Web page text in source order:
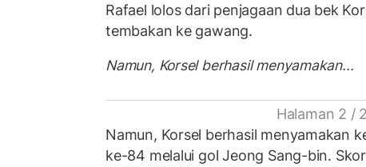
Rafael lolos dari penjagaan dua bek
tembakan ke gawang.
Namun, Korsel berhasil menyamakan...
Halaman 2 / 2
Namun, Korsel berhasil menyamakan
ke-84 melalui gol Jeong Sang-bin.